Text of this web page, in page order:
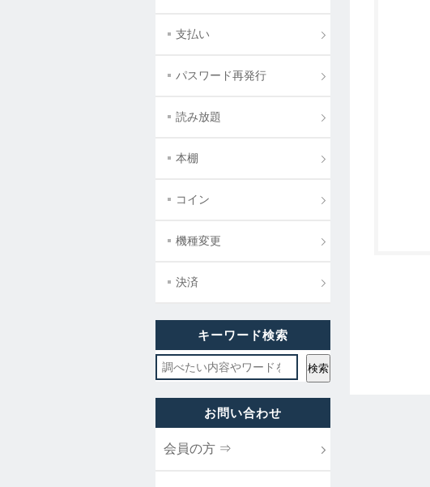
支払い
パスワード再発行
読み放題
本棚
コイン
機種変更
決済
キーワード検索
お問い合わせ
会員の方 ⇒